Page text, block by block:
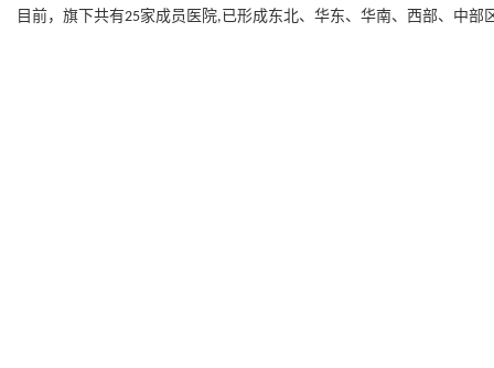
目前，旗下共有25家成员医院, 已形成东北、华东、华南、西部、中部